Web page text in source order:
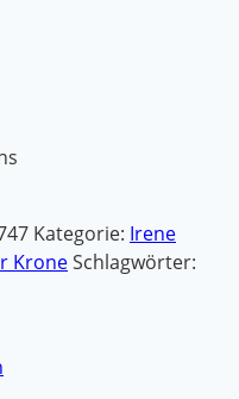
Kategorie: Irene
KroneSchlagwörter: